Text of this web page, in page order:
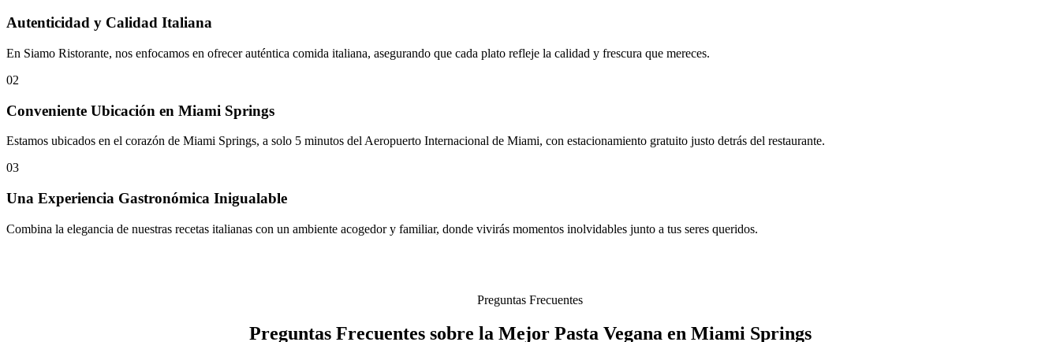
Autenticidad y Calidad Italiana
En Siamo Ristorante, nos enfocamos en ofrecer auténtica comida italiana, asegurando que cada plato refleje la calidad y frescura que mereces.
02
Conveniente Ubicación en Miami Springs
Estamos ubicados en el corazón de Miami Springs, a solo 5 minutos del Aeropuerto Internacional de Miami, con estacionamiento gratuito justo detrás del restaurante.
03
Una Experiencia Gastronómica Inigualable
Combina la elegancia de nuestras recetas italianas con un ambiente acogedor y familiar, donde vivirás momentos inolvidables junto a tus seres queridos.
Preguntas Frecuentes
Preguntas Frecuentes sobre la Mejor Pasta Vegana en Miami Springs